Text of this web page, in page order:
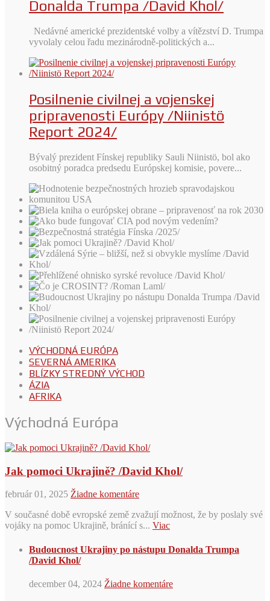
Donalda Trumpa /David Khol/
Nedávné americké prezidentské volby a vítězství D. Trumpa
vyvolaly celou řadu mezinárodně-politických a...
Posilnenie civilnej a vojenskej
pripravenosti Európy /Niinistö
Report 2024/
Bývalý prezident Fínskej republiky Sauli Niinistö, bol ako
osobitný poradca predsedu Európskej komisie, povere...
VÝCHODNÁ EURÓPA
SEVERNÁ AMERIKA
BLÍZKY STREDNÝ VÝCHOD
ÁZIA
AFRIKA
Východná Európa
Jak pomoci Ukrajině? /David Khol/
február 01, 2025 Žiadne komentáre
V současné době evropské země zvažují možnost, že by poslaly své
vojáky na pomoc Ukrajině, bránící s... Viac
Budoucnost Ukrajiny po nástupu Donalda Trumpa
/David Khol/
december 04, 2024 Žiadne komentáre